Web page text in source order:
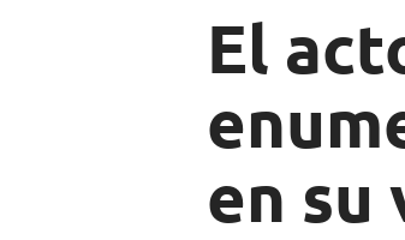
El
en su